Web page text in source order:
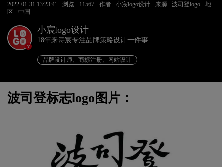
2022-01-31 13:23:41 浏览 11567 作者 小宸logo设计 来源 波司登logo
地
区
中国
v
小宸logo设计
18年来诗宸专注品牌策略设计一件事
品牌设计师、商标注册、网站设计
波司登标志logo图片：